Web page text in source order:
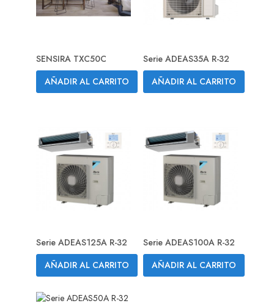
SENSIRA TXC50C
AÑADIR AL CARRITO
Serie ADEAS35A R-32
AÑADIR AL CARRITO
Serie ADEAS125A R-32
AÑADIR AL CARRITO
Serie ADEAS100A R-32
AÑADIR AL CARRITO